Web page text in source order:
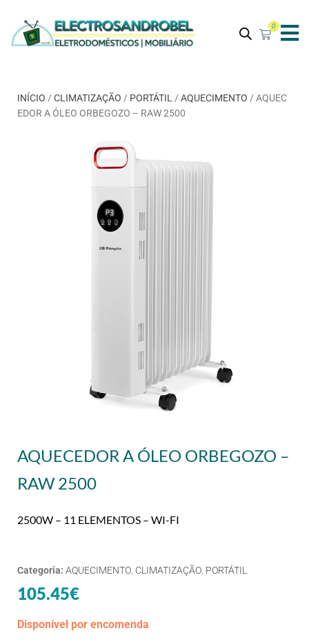
0
INÍCIO / CLIMATIZAÇÃO / PORTÁTIL / AQUECIMENTO / AQUEC
EDOR A ÓLEO ORBEGOZO – RAW 2500
AQUECEDOR A ÓLEO ORBEGOZO –
RAW 2500
2500W – 11 ELEMENTOS – WI-FI
Categoria: AQUECIMENTO CLIMATIZAÇÃO PORTÁTIL
105.45€
Disponível por encomenda